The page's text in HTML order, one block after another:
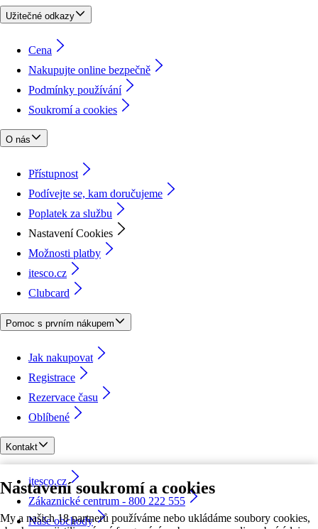
Nastavení soukromí a cookies
My a našich 18 partnerů používáme nebo ukládáme soubory cookies,
Užitečné odkazy
Cena
Nakupujte online bezpečně
Podmínky používání
Soukromí a cookies
O nás
Přístupnost
Podívejte se, kam doručujeme
Poplatek za službu
Nastavení Cookies
Možnosti platby
itesco.cz
Clubcard
Pomoc s prvním nákupem
Jak nakupovat
Registrace
Rezervace času
Oblíbené
Kontakt
itesco.cz
Zákaznické centrum - 800 222 555
Naše obchody